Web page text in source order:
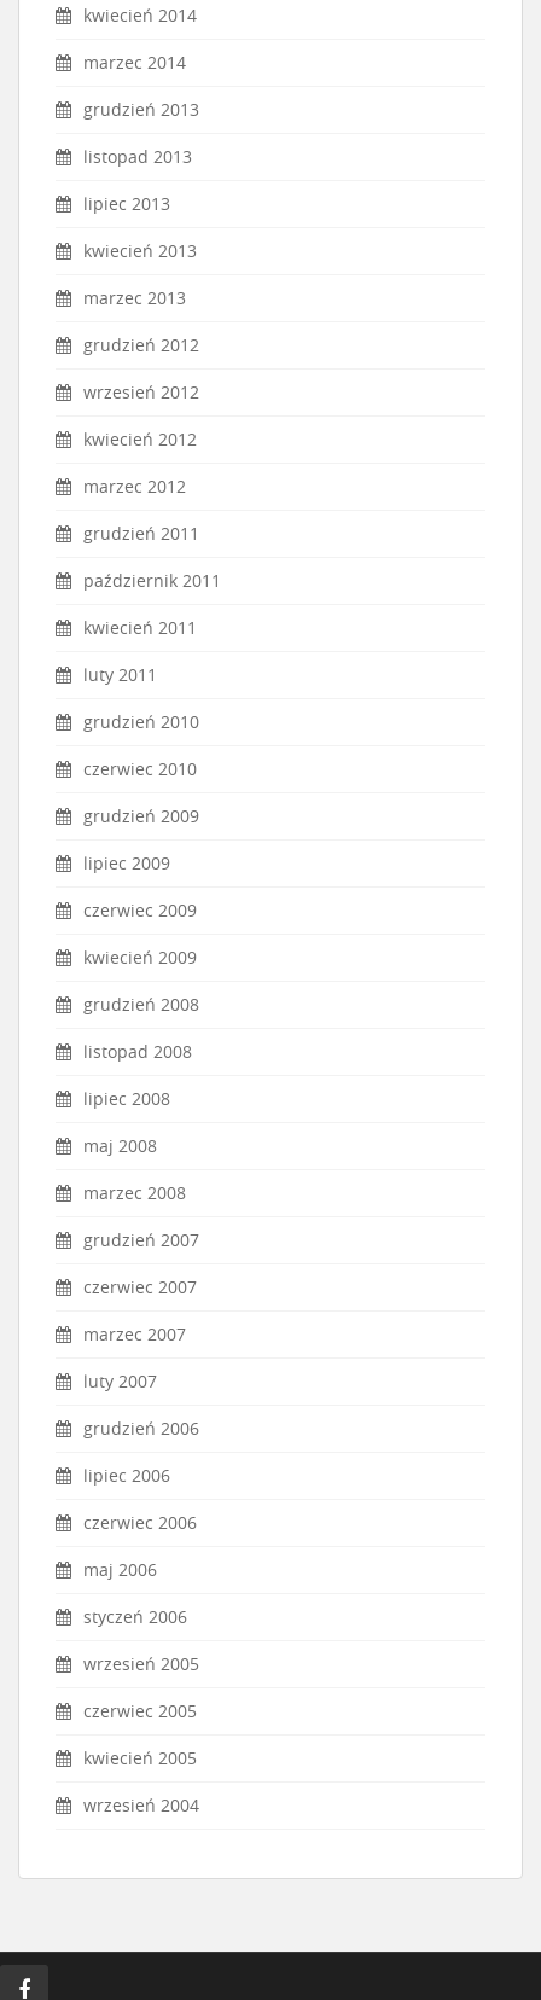
kwiecień 2014
marzec 2014
grudzień 2013
listopad 2013
lipiec 2013
kwiecień 2013
marzec 2013
grudzień 2012
wrzesień 2012
kwiecień 2012
marzec 2012
grudzień 2011
październik 2011
kwiecień 2011
luty 2011
grudzień 2010
czerwiec 2010
grudzień 2009
lipiec 2009
czerwiec 2009
kwiecień 2009
grudzień 2008
listopad 2008
lipiec 2008
maj 2008
marzec 2008
grudzień 2007
czerwiec 2007
marzec 2007
luty 2007
grudzień 2006
lipiec 2006
czerwiec 2006
maj 2006
styczeń 2006
wrzesień 2005
czerwiec 2005
kwiecień 2005
wrzesień 2004